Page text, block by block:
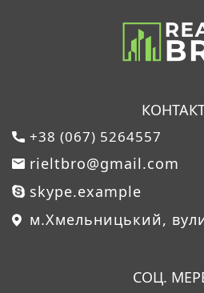
+38 (067) 5264557
rieltbro@gmail.com
skype.example
м.Хмельницький,
СОЦ.